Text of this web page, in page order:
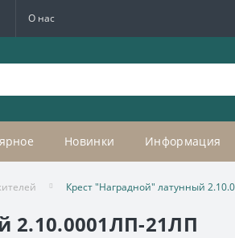
О нас
Новинки Информация
Крест "Наградной" латунный
2.10.0001ЛП-21ЛП